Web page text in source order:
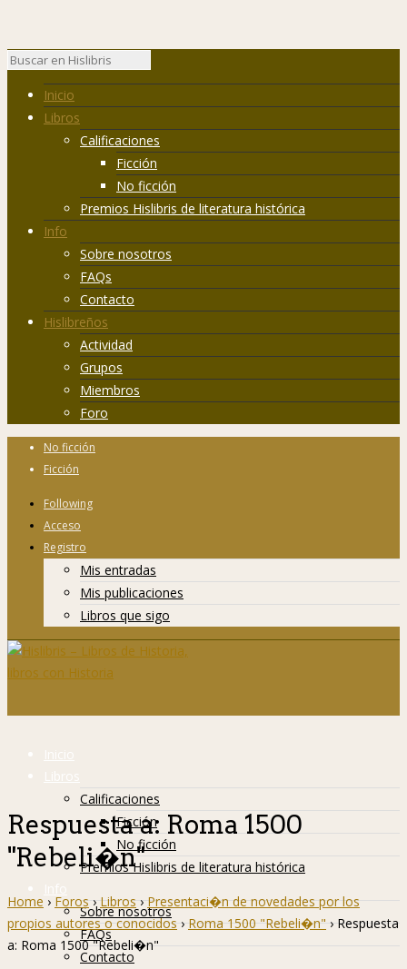
Inicio
Libros
Calificaciones
Ficción
No ficción
Premios Hislibris de literatura histórica
Info
Sobre nosotros
FAQs
Contacto
Hislibreños
Actividad
Grupos
Miembros
Foro
No ficción
Ficción
Following
Acceso
Registro
Mis entradas
Mis publicaciones
Libros que sigo
Inicio
Libros
Calificaciones
Ficción
No ficción
Premios Hislibris de literatura histórica
Info
Sobre nosotros
FAQs
Contacto
Respuesta a: Roma 1500
"Rebeli�n"
Home › Foros › Libros › Presentaci�n de novedades por los
propios autores o conocidos › Roma 1500 "Rebeli�n" › Respuesta
a: Roma 1500 "Rebeli�n"